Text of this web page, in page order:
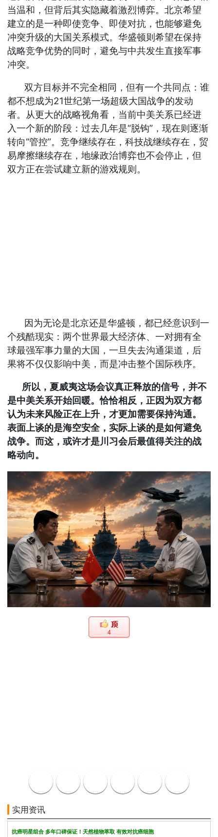
当温和，但背后其实隐藏着激烈博弈。北京希望
建立的是一种即使竞争、即使对抗，也能够避免
冲突升级的大国关系模式。华盛顿则希望在保持
战略竞争优势的同时，避免与中共发生直接军事
冲突。
双方目标并不完全相同，但有一个共同点：谁
都不想成为21世纪第一场超级大国战争的发动
者。从更大的战略视角看，当前中美关系已经进
入一个新的阶段：过去几年是“脱钩”，现在则逐渐
转向“管控”。竞争继续存在，科技战继续存在，贸
易摩擦继续存在，地缘政治博弈也不会停止，但
双方正在尝试建立新的游戏规则。
因为无论是北京还是华盛顿，都已经意识到一
个残酷现实：两个世界最大经济体、一对拥有全
球最强军事力量的大国，一旦失去沟通渠道，后
果将不仅仅影响中美，而是冲击整个国际秩序。
所以，夏威夷这场会议真正释放的信号，并不
是中美关系开始回暖。恰恰相反，正因为双方都
认为未来风险正在上升，才更加需要保持沟通。
表面上谈的是海空安全，实际上谈的是如何避免
战争。而这，或许才是川习会后最值得关注的战
略动向。
4
实用资讯
抗癌明星组合 多年口碑保证！天然植物萃取 有效对抗癌细胞